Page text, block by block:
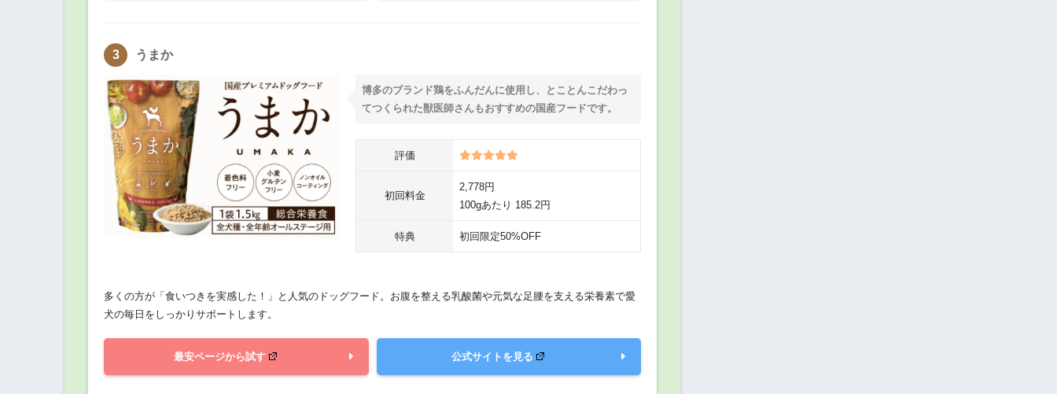
うまか
博多のブランド鶏をふんだんに使用し、とことんこだわっ
てつくられた獣医師さんもおすすめの国産フードです。
評価
初回料金
2,778円
100gあたり 185.2円
特典 初回限定50%OFF
多くの方が「食いつきを実感した！」と人気のドッグフード。お腹を整える乳酸菌や元気な足腰を支える栄養素で愛
犬の毎日をしっかりサポートします。
最安ページから試す 公式サイトを見る